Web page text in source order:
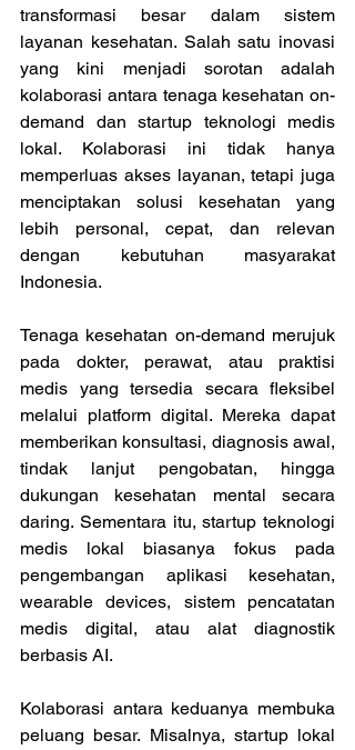
transformasi besar dalam sistem
layanan kesehatan. Salah satu inovasi
yang kini menjadi sorotan adalah
kolaborasi antara tenaga kesehatan on-
demand dan startup teknologi medis
lokal. Kolaborasi ini tidak hanya
memperluas akses layanan, tetapi juga
menciptakan solusi kesehatan yang
lebih personal, cepat, dan relevan
dengan kebutuhan masyarakat
Indonesia.
Tenaga kesehatan on-demand merujuk
pada dokter, perawat, atau praktisi
medis yang tersedia secara fleksibel
melalui platform digital. Mereka dapat
memberikan konsultasi, diagnosis awal,
tindak lanjut pengobatan, hingga
dukungan kesehatan mental secara
daring. Sementara itu, startup teknologi
medis lokal biasanya fokus pada
pengembangan aplikasi kesehatan,
wearable devices, sistem pencatatan
medis digital, atau alat diagnostik
berbasis AI.
Kolaborasi antara keduanya membuka
peluang besar. Misalnya, startup lokal